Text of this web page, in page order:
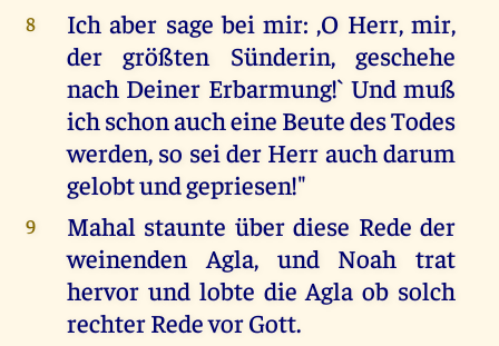
8
Ich aber sage bei mir: ,O Herr, mir,
der größten Sünderin, geschehe
nach Deiner Erbarmung!` Und muß
ich schon auch eine Beute des Todes
werden, so sei der Herr auch darum
gelobt und gepriesen!"
9
Mahal staunte über diese Rede der
weinenden Agla, und Noah trat
hervor und lobte die Agla ob solch
rechter Rede vor Gott.